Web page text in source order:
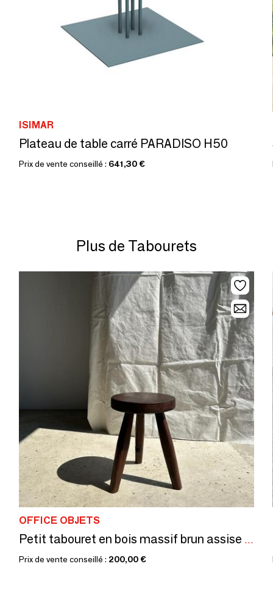
ISIMAR
Plateau de table carré PARADISO H50
Prix de vente conseillé : 641,30 €
Plus de Tabourets
OFFICE OBJETS
Petit tabouret en bois massif brun assise circulaire
Prix de vente conseillé : 200,00 €